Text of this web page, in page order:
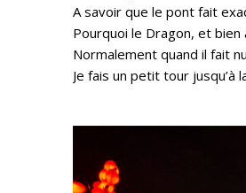
A savoir que le pont fait
Pourquoi le Dragon, et
Normalement quand il fait
Je fais un petit tour jusqu’à